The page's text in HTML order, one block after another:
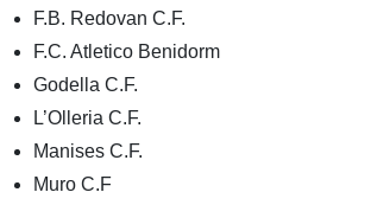
F.B. Redovan C.F.
F.C. Atletico Benidorm
Godella C.F.
L’Olleria C.F.
Manises C.F.
Muro C.F